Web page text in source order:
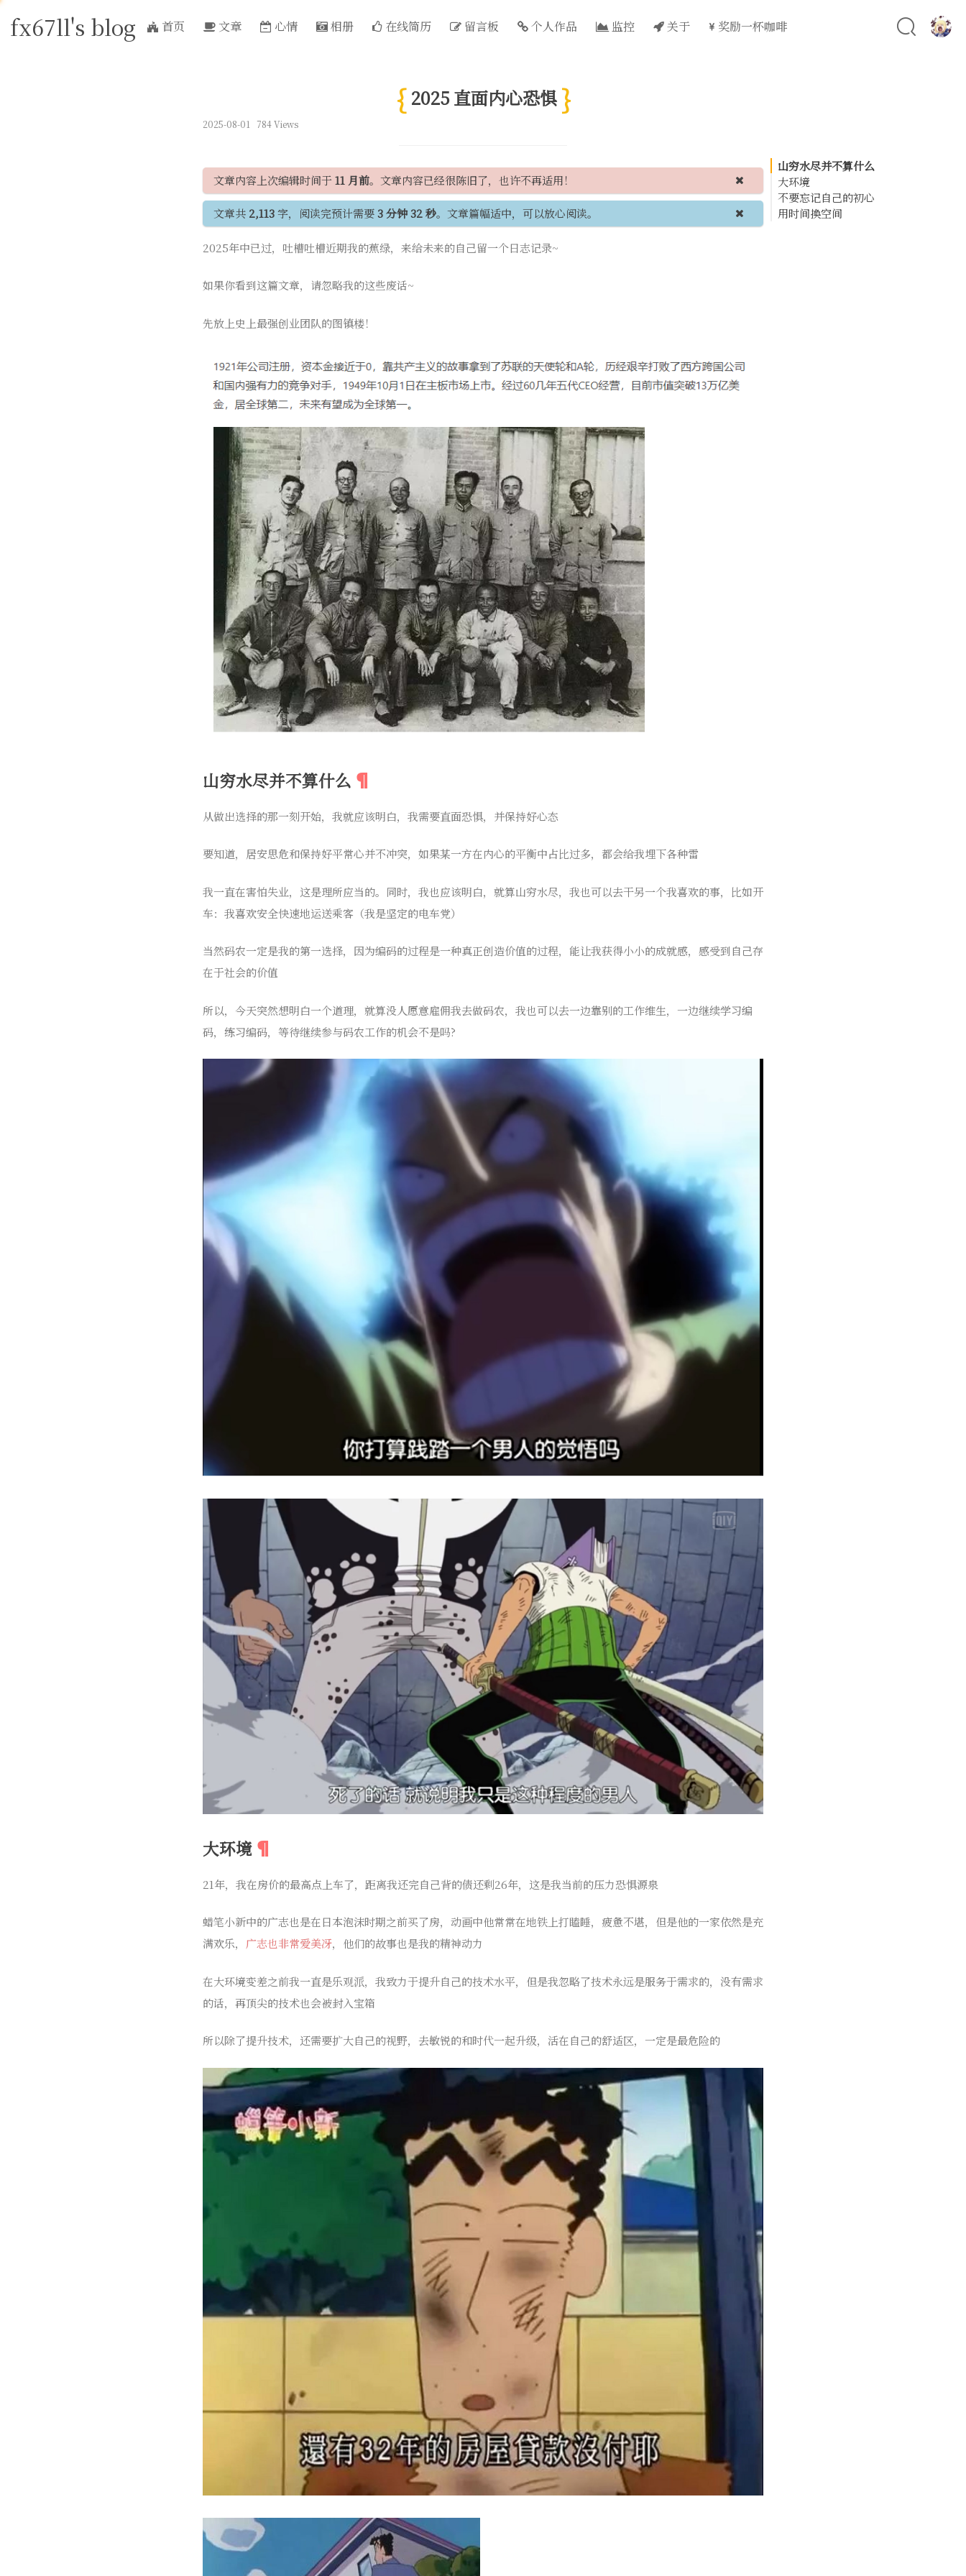
fx67ll's blog 首页 文章 心情 相册 在线简历 留言板 个人作品 监控 关于 奖励一杯咖啡
2025 直面内心恐惧
2025-08-01 784 Views
山穷水尽并不算什么
大环境
不要忘记自己的初心
用时间换空间
文章内容上次编辑时间于 11 月前。文章内容已经很陈旧了，也许不再适用！
文章共 2,113字，阅读完预计需要3 分钟 32 秒。文章篇幅适中，可以放心阅读。
2025年中已过，吐槽吐槽近期我的蕉绿，来给未来的自己留一个日志记录~
如果你看到这篇文章，请忽略我的这些废话~
先放上史上最强创业团队的图镇楼！
山穷水尽并不算什么
从做出选择的那一刻开始，我就应该明白，我需要直面恐惧，并保持好心态
要知道，居安思危和保持好平常心并不冲突，如果某一方在内心的平衡中占比过多，都会给我埋下各种雷
我一直在害怕失业，这是理所应当的。同时，我也应该明白，就算山穷水尽，我也可以去干另一个我喜欢的事，比如开
车：我喜欢安全快速地运送乘客（我是坚定的电车党）
当然码农一定是我的第一选择，因为编码的过程是一种真正创造价值的过程，能让我获得小小的成就感，感受到自己存
在于社会的价值
所以，今天突然想明白一个道理，就算没人愿意雇佣我去做码农，我也可以去一边靠别的工作维生，一边继续学习编
码，练习编码，等待继续参与码农工作的机会不是吗?
大环境
21年，我在房价的最高点上车了，距离我还完自己背的债还剩26年，这是我当前的压力恐惧源泉
蜡笔小新中的广志也是在日本泡沫时期之前买了房，动画中他常常在地铁上打瞌睡，疲惫不堪，但是他的一家依然是充
满欢乐， 广志也非常爱美冴，他们的故事也是我的精神动力
在大环境变差之前我一直是乐观派，我致力于提升自己的技术水平，但是我忽略了技术永远是服务于需求的，没有需求
的话，再顶尖的技术也会被封入宝箱
所以除了提升技术，还需要扩大自己的视野，去敏锐的和时代一起升级，活在自己的舒适区，一定是最危险的